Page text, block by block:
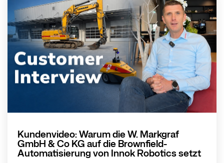
Kundenvideo: Warum die W. Markgraf
GmbH & Co KG auf die Brownfield-
Automatisierung von Innok Robotics setzt